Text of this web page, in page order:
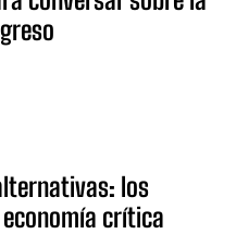
los
crítica